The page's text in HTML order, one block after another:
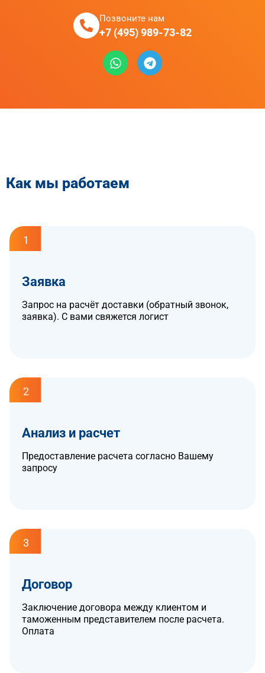
Позвоните нам
+7 (495) 989-73-82
Как мы работаем
1
Заявка
Запрос на расчёт доставки (обратный звонок,
заявка). С вами свяжется логист
2
Анализ и расчет
Предоставление расчета согласно Вашему
запросу
3
Договор
Заключение договора между клиентом и
таможенным представителем после расчета.
Оплата